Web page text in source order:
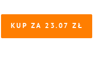
KUP ZA 23.07